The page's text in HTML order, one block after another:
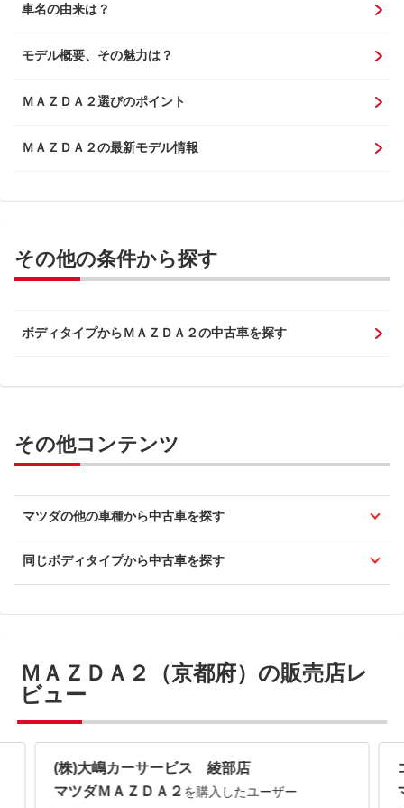
車名の由来は？
モデル概要、その魅力は？
ＭＡＺＤＡ２選びのポイント
ＭＡＺＤＡ２の最新モデル情報
その他の条件から探す
ボディタイプからＭＡＺＤＡ２の中古車を探す
その他コンテンツ
マツダの他の車種から中古車を探す
同じボディタイプから中古車を探す
ＭＡＺＤＡ２（京都府）の販売店レ
ビュー
(株)大嶋カーサービス 綾部店
マツダＭＡＺＤＡ２ を購入したユーザー